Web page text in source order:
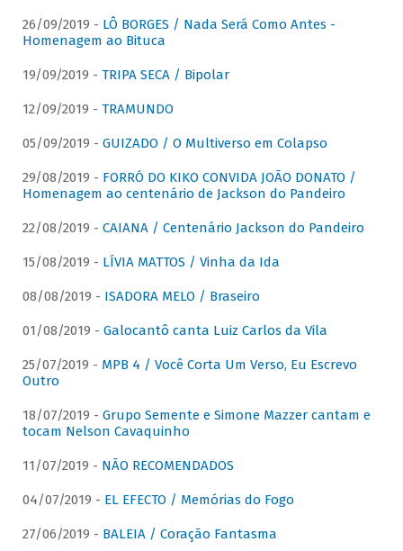
26/09/2019 - LÔ BORGES / Nada Será Como Antes -
Homenagem ao Bituca
19/09/2019 - TRIPA SECA / Bipolar
12/09/2019 - TRAMUNDO
05/09/2019 - GUIZADO / O Multiverso em Colapso
29/08/2019 - FORRÓ DO KIKO CONVIDA JOÃO DONATO /
Homenagem ao centenário de Jackson do Pandeiro
22/08/2019 - CAIANA / Centenário Jackson do Pandeiro
15/08/2019 - LÍVIA MATTOS / Vinha da Ida
08/08/2019 - ISADORA MELO / Braseiro
01/08/2019 - Galocantô canta Luiz Carlos da Vila
25/07/2019 - MPB 4 / Você Corta Um Verso, Eu Escrevo
Outro
18/07/2019 - Grupo Semente e Simone Mazzer cantam e
tocam Nelson Cavaquinho
11/07/2019 - NÃO RECOMENDADOS
04/07/2019 - EL EFECTO / Memórias do Fogo
27/06/2019 - BALEIA / Coração Fantasma